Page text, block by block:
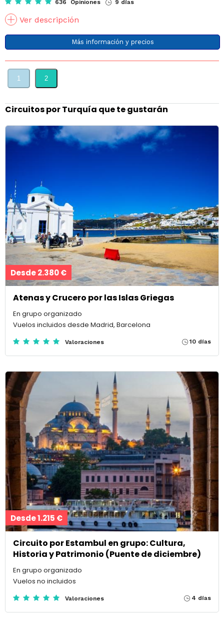
636 Opiniones 9 días
Ver descripción
Más información y precios
1 2
Circuitos por Turquía que te gustarán
Desde 2.380 €
Atenas y Crucero por las Islas Griegas
En grupo organizado
Vuelos incluidos desde Madrid, Barcelona
Valoraciones 10 días
Desde 1.215 €
Circuito por Estambul en grupo: Cultura,
Historia y Patrimonio (Puente de diciembre)
En grupo organizado
Vuelos no incluidos
Valoraciones 4 días